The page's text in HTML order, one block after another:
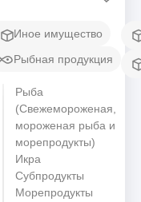
Иное имущество
Рыбная продукция
Рыба
(Свежемороженая,
мороженая рыба и
морепродукты)
Икра
Субпродукты
Морепродукты